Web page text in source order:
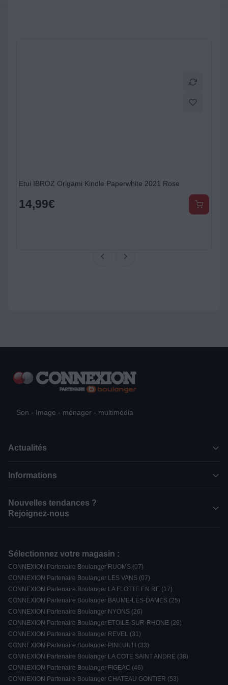
Etui IBROZ Origami Kindle Paperwhite 2021 Rose
14,99€
Son - Image - ménager - multimédia
Actualités
Informations
Nouvelles tendances ?
Rejoignez-nous
Sélectionnez votre magasin :
CONNEXION Partenaire Boulanger RUOMS (07)
CONNEXION Partenaire Boulanger LES VANS (07)
CONNEXION Partenaire Boulanger LA FLOTTE EN RE (17)
CONNEXION Partenaire Boulanger BAUME-LES-DAMES (25)
CONNEXION Partenaire Boulanger NYONS (26)
CONNEXION Partenaire Boulanger ETOILE-SUR-RHONE (26)
CONNEXION Partenaire Boulanger REVEL (31)
CONNEXION Partenaire Boulanger PINEUILH (33)
CONNEXION Partenaire Boulanger LA COTE SAINT ANDRE (38)
CONNEXION Partenaire Boulanger FIGEAC (46)
CONNEXION Partenaire Boulanger CHATEAU GONTIER (53)